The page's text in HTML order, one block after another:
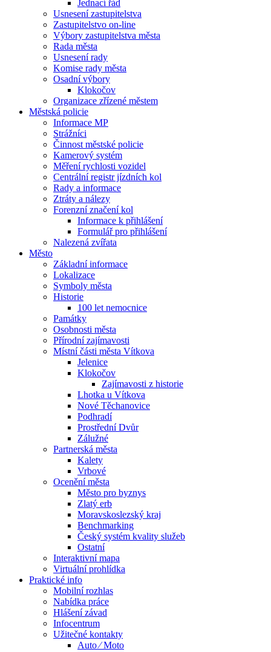
Jednací řád
Usnesení zastupitelstva
Zastupitelstvo on-line
Výbory zastupitelstva města
Rada města
Usnesení rady
Komise rady města
Osadní výbory
Klokočov
Organizace zřízené městem
Městská policie
Informace MP
Strážníci
Činnost městské policie
Kamerový systém
Měření rychlosti vozidel
Centrální registr jízdních kol
Rady a informace
Ztráty a nálezy
Forenzní značení kol
Informace k přihlášení
Formulář pro přihlášení
Nalezená zvířata
Město
Základní informace
Lokalizace
Symboly města
Historie
100 let nemocnice
Památky
Osobnosti města
Přírodní zajímavosti
Místní části města Vítkova
Jelenice
Klokočov
Zajímavosti z historie
Lhotka u Vítkova
Nové Těchanovice
Podhradí
Prostřední Dvůr
Zálužné
Partnerská města
Kalety
Vrbové
Ocenění města
Město pro byznys
Zlatý erb
Moravskoslezský kraj
Benchmarking
Český systém kvality služeb
Ostatní
Interaktivní mapa
Virtuální prohlídka
Praktické info
Mobilní rozhlas
Nabídka práce
Hlášení závad
Infocentrum
Užitečné kontakty
Auto ⁄ Moto